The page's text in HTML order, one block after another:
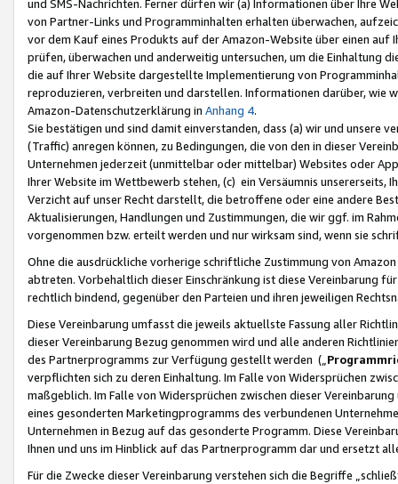
und SMS-Nachrichten. Ferner dürfen wir (a) Informationen über Ihre
von Partner-Links und Programminhalten erhalten überwachen,
vor dem Kauf eines Produkts auf der Amazon-Website über einen
prüfen, überwachen und anderweitig untersuchen, um die Einhaltung
die auf Ihrer Website dargestellte Implementierung von
reproduzieren, verbreiten und darstellen. Informationen darüber, wie
Amazon-Datenschutzerklärung in Anhang 4.
Sie bestätigen und sind damit einverstanden, dass (a) wir und
(Traffic) anregen können, zu Bedingungen, die von den in dieser
Unternehmen jederzeit (unmittelbar oder mittelbar) Websites oder
Ihrer Website im Wettbewerb stehen, (c) ein Versäumnis unsererseits,
Verzicht auf unser Recht darstellt, die betroffene oder eine andere
Aktualisierungen, Handlungen und Zustimmungen, die wir ggf. im
vorgenommen bzw. erteilt werden und nur wirksam sind, wenn sie
Ohne die ausdrückliche vorherige schriftliche Zustimmung von
abtreten. Vorbehaltlich dieser Einschränkung ist diese Vereinbarung
rechtlich bindend, gegenüber den Parteien und ihren jeweiligen
Diese Vereinbarung umfasst die jeweils aktuellste Fassung aller
dieser Vereinbarung Bezug genommen wird und alle anderen
des Partnerprogramms zur Verfügung gestellt werden („
verpflichten sich zu deren Einhaltung. Im Falle von Widersprüchen
maßgeblich. Im Falle von Widersprüchen zwischen dieser
eines gesonderten Marketingprogramms des verbundenen
Unternehmen in Bezug auf das gesonderte Programm. Diese
Ihnen und uns im Hinblick auf das Partnerprogramm dar und ersetzt
Für die Zwecke dieser Vereinbarung verstehen sich die Begriffe